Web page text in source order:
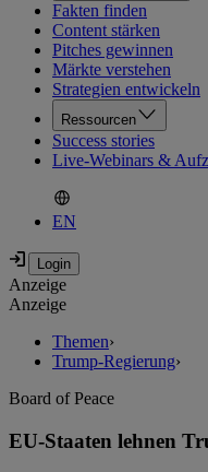
Fakten finden
Content stärken
Pitches gewinnen
Märkte verstehen
Strategien entwickeln
Ressourcen
Success stories
Live-Webinars &
EN
Anzeige
Anzeige
Themen›
Trump-Regierung›
Board of Peace
EU-Staaten lehnen